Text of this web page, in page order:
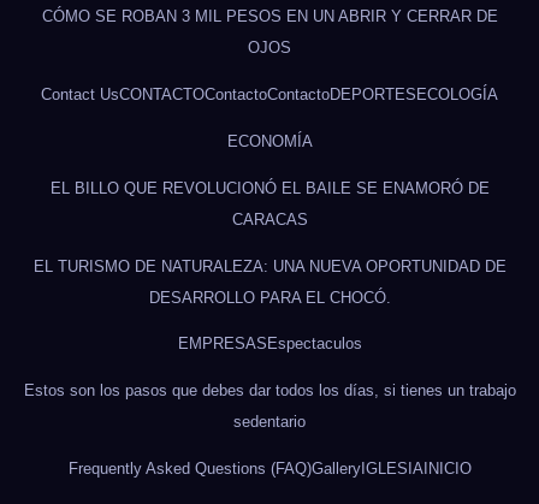
CÓMO SE ROBAN 3 MIL PESOS EN UN ABRIR Y CERRAR DE
OJOS
Contact UsCONTACTOContactoContactoDEPORTES ECOLOGÍA
ECONOMÍA
EL BILLO QUE REVOLUCIONÓ EL BAILE SE ENAMORÓ DE
CARACAS
EL TURISMO DE NATURALEZA: UNA NUEVA OPORTUNIDAD DE
DESARROLLO PARA EL CHOCÓ.
EMPRESAS Espectaculos
Estos son los pasos que debes dar todos los días, si tienes un trabajo
sedentario
Frequently Asked Questions (FAQ)GalleryIGLESIA INICIO